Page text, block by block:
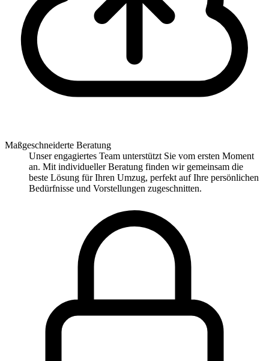
Maßgeschneiderte Beratung
Unser engagiertes Team unterstützt Sie vom ersten Moment
an. Mit individueller Beratung finden wir gemeinsam die
beste Lösung für Ihren Umzug, perfekt auf Ihre persönlichen
Bedürfnisse und Vorstellungen zugeschnitten.